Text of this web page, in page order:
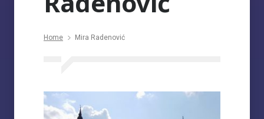
Home Mira Radenović